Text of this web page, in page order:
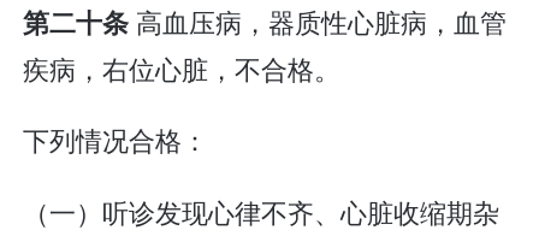
第二十条 高血压病，器质性心脏病，血管
疾病，右位心脏，不合格。
下列情况合格：
（一）听诊发现心律不齐、心脏收缩期杂